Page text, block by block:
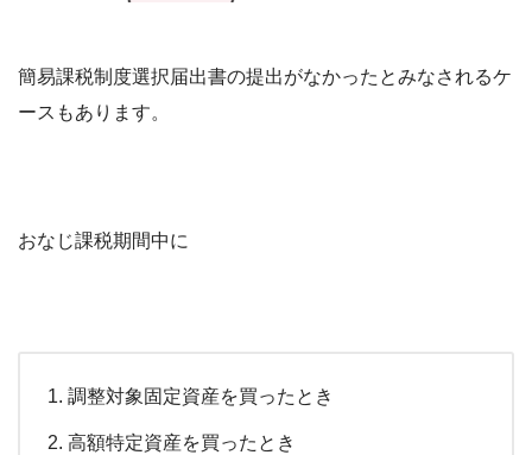
簡易課税制度選択届出書の提出がなかったとみなされるケ
ースもあります。
おなじ課税期間中に
調整対象固定資産を買ったとき
高額特定資産を買ったとき